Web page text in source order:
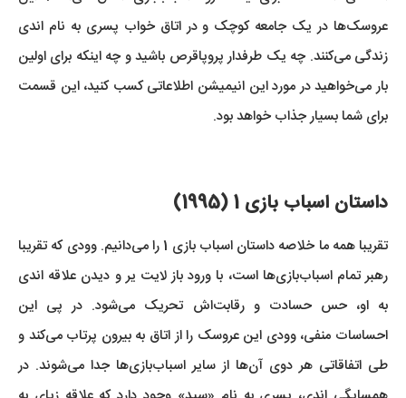
عروسک‌ها در یک جامعه کوچک و در اتاق خواب پسری به نام اندی
زندگی می‌کنند. چه یک طرفدار پروپاقرص باشید و چه اینکه برای اولین
بار می‌خواهید در مورد این انیمیشن اطلاعاتی کسب کنید، این قسمت
برای شما بسیار جذاب خواهد بود.
داستان اسباب بازی 1 (1995)
تقریبا همه ما خلاصه داستان اسباب بازی 1 را می‌دانیم. وودی که تقریبا
رهبر تمام اسباب‌بازی‌ها است، با ورود باز لایت یر و دیدن علاقه اندی
به او، حس حسادت و رقابت‌اش تحریک می‌شود. در پی این
احساسات منفی، وودی این عروسک را از اتاق به بیرون پرتاب می‌کند و
طی اتفاقاتی هر دوی آن‌ها از سایر اسباب‌بازی‌ها جدا می‌شوند. در